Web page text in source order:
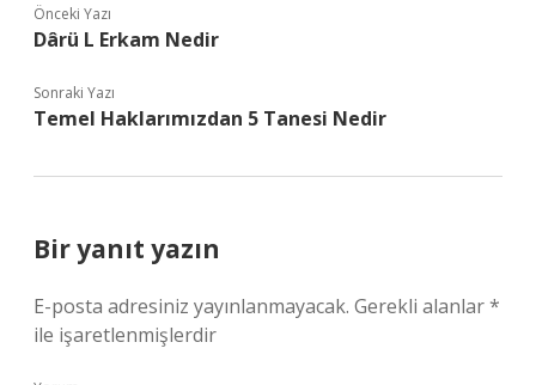
Önceki Yazı
Dârü L Erkam Nedir
Sonraki Yazı
Temel Haklarımızdan 5 Tanesi Nedir
Bir yanıt yazın
E-posta adresiniz yayınlanmayacak. Gerekli alanlar*
ile işaretlenmişlerdir